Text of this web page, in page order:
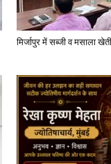
मिर्जापुर में सब्जी व मसाला